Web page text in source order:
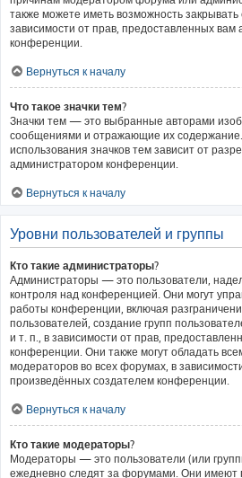
также можете иметь возможность
зависимости от прав, предоставленных вам
конференции.
Вернуться к началу
Что такое значки тем?
Значки тем — это выбранные авторами
сообщениями и отражающие их
использования значков тем зависит от
администратором конференции.
Вернуться к началу
Уровни пользователей и группы
Кто такие администраторы?
Администраторы — это пользователи,
контроля над конференцией. Они могут
работы конференции, включая
пользователей, создание групп
и т. п., в зависимости от прав,
конференции. Они также могут обладать
модераторов во всех форумах, в
произведённых создателем конференции.
Вернуться к началу
Кто такие модераторы?
Модераторы — это пользователи (или
ежедневно следят за форумами. Они имеют